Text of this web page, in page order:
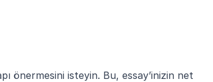
önermesini isteyin. Bu, essay’inizin net